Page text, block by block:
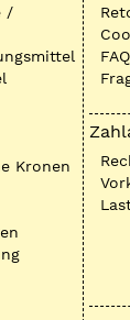
/
Kronen